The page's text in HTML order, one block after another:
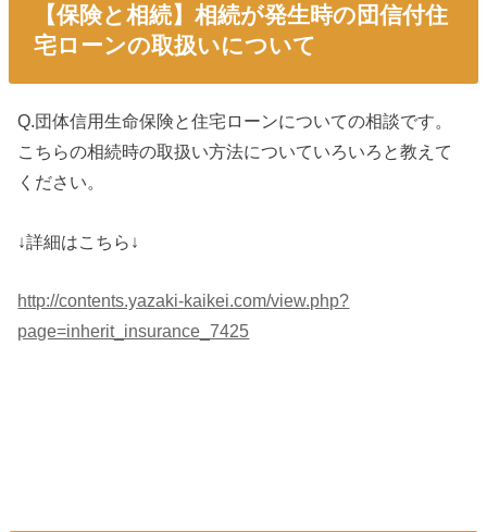
【保険と相続】相続が発生時の団信付住
宅ローンの取扱いについて
Q.団体信用生命保険と住宅ローンについての相談です。
こちらの相続時の取扱い方法についていろいろと教えて
ください。
↓詳細はこちら↓
http://contents.yazaki-kaikei.com/view.php?
page=inherit_insurance_7425